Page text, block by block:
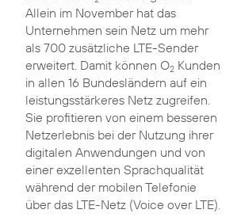
Allein im November hat das
Unternehmen sein Netz um mehr
als 700 zusätzliche LTE-Sender
erweitert. Damit können O2Kunden
in allen 16 Bundesländern auf ein
leistungsstärkeres Netz zugreifen.
Sie profitieren von einem besseren
Netzerlebnis bei der Nutzung ihrer
digitalen Anwendungen und von
einer exzellenten Sprachqualität
während der mobilen Telefonie
über das LTE-Netz (Voice over LTE).